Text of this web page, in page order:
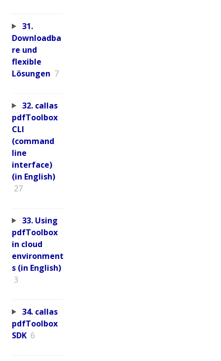
31.
Downloadba
re und
flexible
Lösungen 7
32. callas
pdfToolbox
CLI
(command
line
interface)
(in English)
27
33. Using
pdfToolbox
in cloud
environment
s (in English)
3
34. callas
pdfToolbox
SDK 6